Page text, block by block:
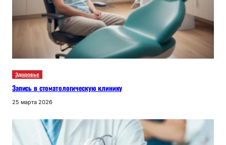
Здоровье
Запись в стоматологическую клинику
25 марта 2026